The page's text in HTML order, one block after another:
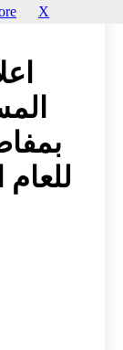
للعام
X